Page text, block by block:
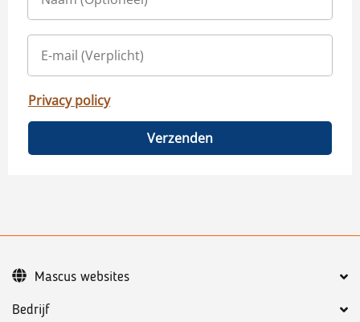
Privacy policy
Verzenden
Bedrijf
Mascus websites